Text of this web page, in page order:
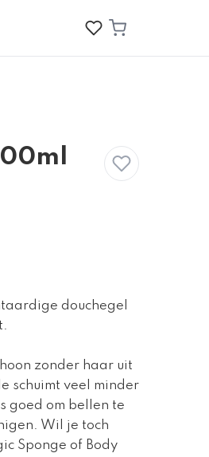
douchegel
zonder haar uit
schuimt veel minder
goed om bellen te
Wil je toch
Sponge of Body